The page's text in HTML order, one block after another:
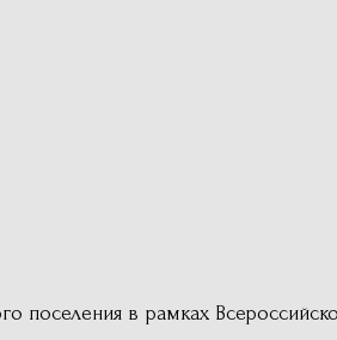
поселения в рамках